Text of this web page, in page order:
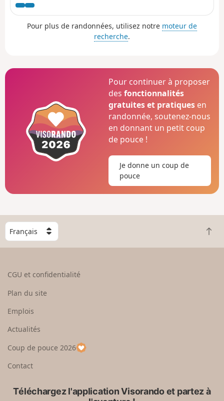
parcours, passage dans les Marais de Portiragnes et le
Lac de la Grande Maire.
Pour plus de randonnées, utilisez notre moteur de
recherche.
Pour continuer à proposer
desfonctionnalités
gratuites et pratiques en
randonnée, soutenez-nous
en donnant un petit coup
de pouce !
Je donne un coup de
pouce
C
h
o
e
u
p
a
R
e
CGU et confidentialité
Plan du site
Emplois
Actualités
Coup de pouce 2026
Contact
Téléchargez l'application Visorando et partez à